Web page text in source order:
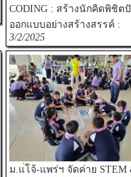
CODING : สร้างนักคิดพิชิต
ออกแบบอย่างสร้างสรรค์ :
3/2/2025
ม.แ่โจ้-แพร่ฯ จัดค่าย STEM